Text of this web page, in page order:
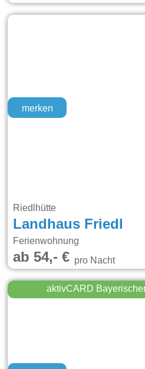
merken
Riedlhütte
Landhaus Friedl
Ferienwohnung
ab 54,- €pro Nacht
aktivCARD